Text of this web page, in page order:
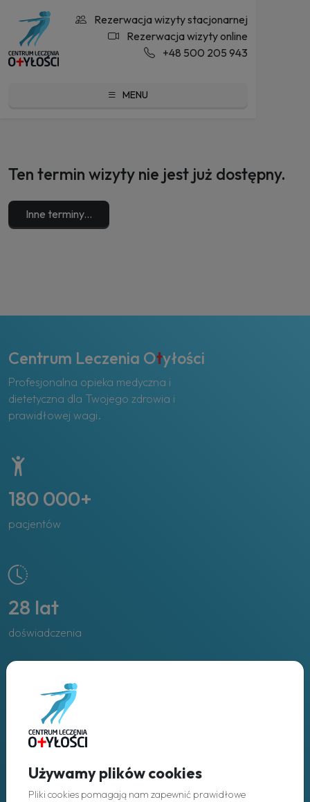
Używamy plików cookies
Pliki cookies pomagają nam zapewnić prawidłowe
Rezerwacja wizyty stacjonarnej
Rezerwacja wizyty online
+48 500 205 943
MENU
Ten termin wizyty nie jest już dostępny.
Inne terminy...
Centrum Leczenia Otyłości
Profesjonalna opieka medyczna i
dietetyczna dla Twojego zdrowia i
prawidłowej wagi.
180 000+
pacjentów
28 lat
doświadczenia
Placówki
w całej Polsce